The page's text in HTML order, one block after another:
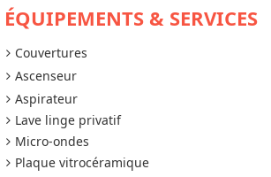
ÉQUIPEMENTS & SERVICES
Couvertures
Ascenseur
Aspirateur
Lave linge privatif
Micro-ondes
Plaque vitrocéramique